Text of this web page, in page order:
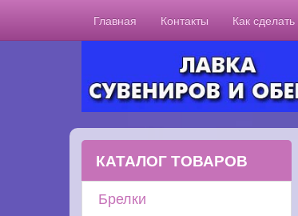
Главная Контакты Как сделать
КАТАЛОГ ТОВАРОВ
Брелки